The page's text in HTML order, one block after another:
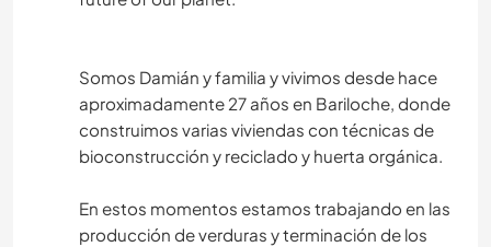
Somos Damián y familia y vivimos desde hace
aproximadamente 27 años en Bariloche, donde
construimos varias viviendas con técnicas de
bioconstrucción y reciclado y huerta orgánica.
En estos momentos estamos trabajando en las
producción de verduras y terminación de los